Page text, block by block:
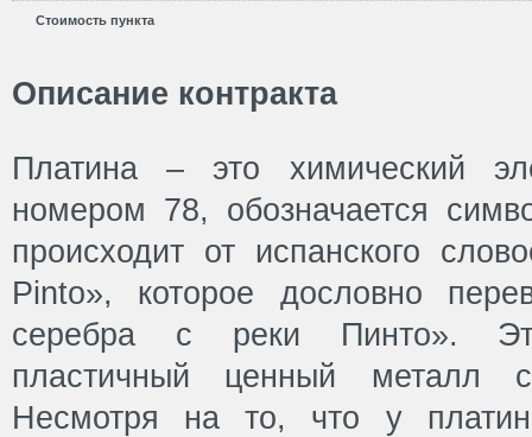
Стоимость пункта
Описание контракта
Платина – это химический
номером 78, обозначается
происходит от испанского
Pinto», которое дословно
серебра с реки Пинто».
пластичный ценный металл
Несмотря на то, что у